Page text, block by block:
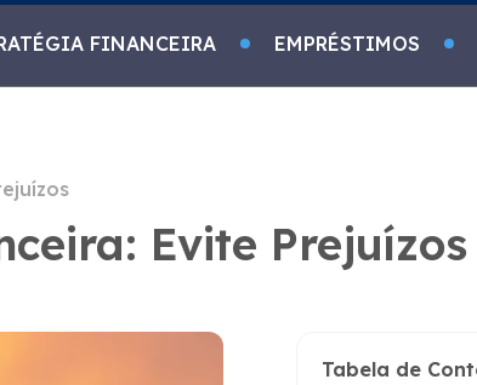
FINANCEIRA EMPRÉSTIMOS
Evite Prejuízos
Tabela de